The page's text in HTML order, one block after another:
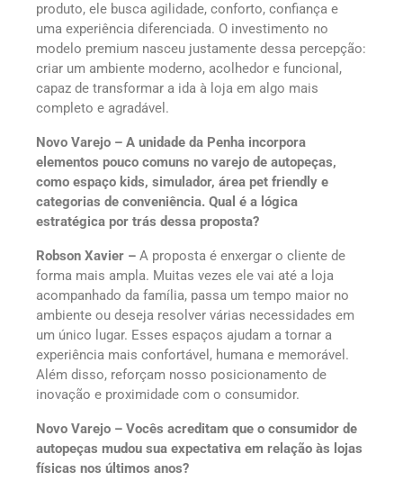
produto, ele busca agilidade, conforto, confiança e
uma experiência diferenciada. O investimento no
modelo premium nasceu justamente dessa percepção:
criar um ambiente moderno, acolhedor e funcional,
capaz de transformar a ida à loja em algo mais
completo e agradável.
Novo Varejo – A unidade da Penha incorpora
elementos pouco comuns no varejo de autopeças,
como espaço kids, simulador, área pet friendly e
categorias de conveniência. Qual é a lógica
estratégica por trás dessa proposta?
Robson Xavier – A proposta é enxergar o cliente de
forma mais ampla. Muitas vezes ele vai até a loja
acompanhado da família, passa um tempo maior no
ambiente ou deseja resolver várias necessidades em
um único lugar. Esses espaços ajudam a tornar a
experiência mais confortável, humana e memorável.
Além disso, reforçam nosso posicionamento de
inovação e proximidade com o consumidor.
Novo Varejo – Vocês acreditam que o consumidor de
autopeças mudou sua expectativa em relação às lojas
físicas nos últimos anos?